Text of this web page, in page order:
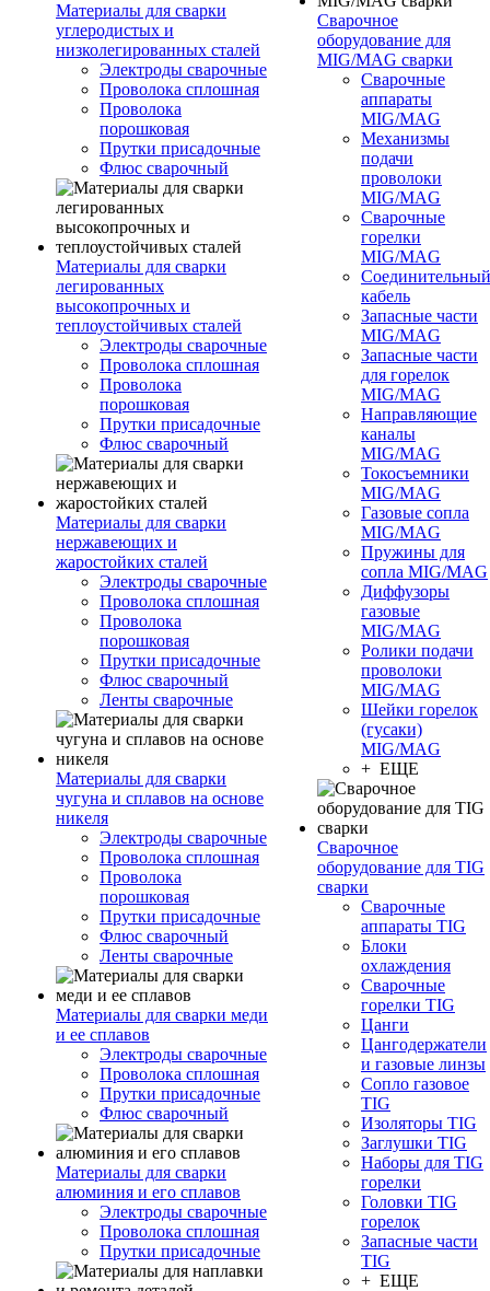
Материалы для сварки
углеродистых и
низколегированных сталей
Электроды сварочные
Проволока сплошная
Проволока
порошковая
Прутки присадочные
Флюс сварочный
Материалы для сварки
легированных
высокопрочных и
теплоустойчивых сталей
Электроды сварочные
Проволока сплошная
Проволока
порошковая
Прутки присадочные
Флюс сварочный
Материалы для сварки
нержавеющих и
жаростойких сталей
Электроды сварочные
Проволока сплошная
Проволока
порошковая
Прутки присадочные
Флюс сварочный
Ленты сварочные
Материалы для сварки
чугуна и сплавов на основе
никеля
Электроды сварочные
Проволока сплошная
Проволока
порошковая
Прутки присадочные
Флюс сварочный
Ленты сварочные
Материалы для сварки меди
и ее сплавов
Электроды сварочные
Проволока сплошная
Прутки присадочные
Флюс сварочный
Материалы для сварки
алюминия и его сплавов
Электроды сварочные
Проволока сплошная
Прутки присадочные
Сварочное
оборудование для
MIG/MAG сварки
Сварочные
аппараты
MIG/MAG
Механизмы
подачи
проволоки
MIG/MAG
Сварочные
горелки
MIG/MAG
Соединительный
кабель
Запасные части
MIG/MAG
Запасные части
для горелок
MIG/MAG
Направляющие
каналы
MIG/MAG
Токосъемники
MIG/MAG
Газовые сопла
MIG/MAG
Пружины для
сопла MIG/MAG
Диффузоры
газовые
MIG/MAG
Ролики подачи
проволоки
MIG/MAG
Шейки горелок
(гусаки)
MIG/MAG
+ ЕЩЕ
Сварочное
оборудование для TIG
сварки
Сварочные
аппараты TIG
Блоки
охлаждения
Сварочные
горелки TIG
Цанги
Цангодержатели
и газовые линзы
Сопло газовое
TIG
Изоляторы TIG
Заглушки TIG
Наборы для TIG
горелки
Головки TIG
горелок
Запасные части
TIG
+ ЕЩЕ